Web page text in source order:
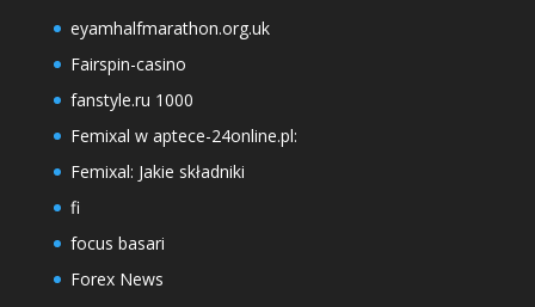
eyamhalfmarathon.org.uk
Fairspin-casino
fanstyle.ru 1000
Femixal w aptece-24online.pl:
Femixal: Jakie składniki
fi
focus basari
Forex News